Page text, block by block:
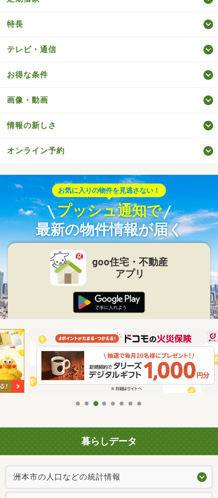
特長
テレビ・通信
お得な条件
画像・動画
情報の新しさ
オンライン予約
お気に入りの物件を見逃さない！
プッシュ通知で
最新の物件情報が届く
goo住宅・不動産
アプリ
暮らしデータ
洲本市の人口などの統計情報